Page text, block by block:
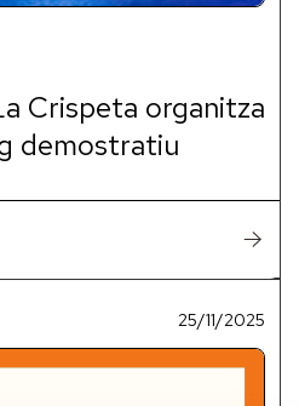
Crispeta organitza
demostratiu
25/11/2025